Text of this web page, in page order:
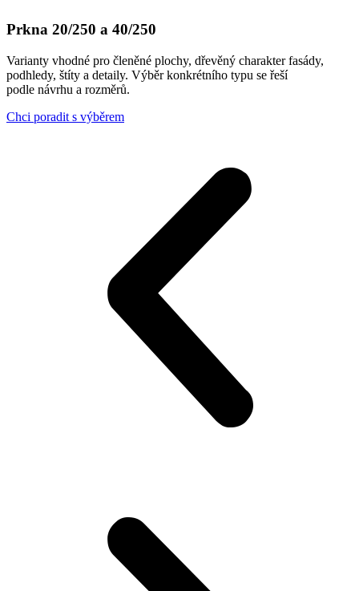
Prkna 20/250 a 40/250
Varianty vhodné pro členěné plochy, dřevěný charakter fasády,
podhledy, štíty a detaily. Výběr konkrétního typu se řeší
podle návrhu a rozměrů.
Chci poradit s výběrem